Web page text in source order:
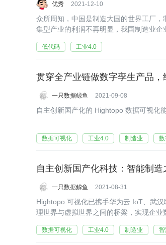
优秀 2021-12-10
众所周知，中国是制造大国的世界工厂
集型产业的利润不再明显，我国制造业
低代码 工业4.0
贯穿全产业链做数字孪生产品，
一只数据鲸鱼 2021-09-08
自主创新国产化的 Hightopo 数据可视化
数据可视化 工业4.0 制造业 数
自主创新国产化科技：智能制
一只数据鲸鱼 2021-08-31
Hightopo 可视化已携手华为云 IoT、武
理世界与虚拟世界之间的桥梁，实现企业
数据可视化 工业4.0 制造业